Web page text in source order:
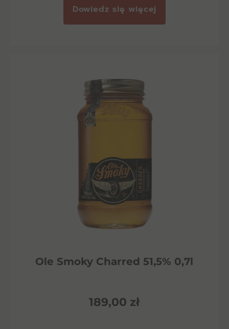
Dowiedz się więcej
Ole Smoky Charred 51,5% 0,7l
189,00 zł